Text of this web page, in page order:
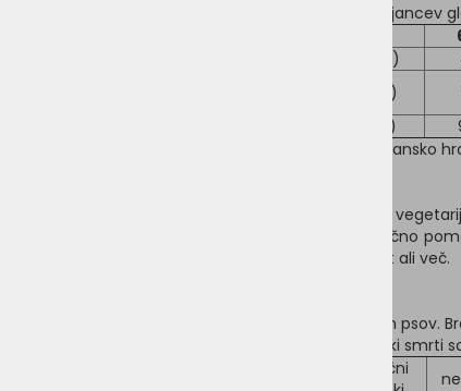
Tabela 1 prikazuje razčlenitev veganov in vegetarijancev
19,3% (58)
9,7% (29)
29% (87)
Tabela 1: Dolžina hranjenja z vegetarijansko in vegansko
Rezultati so pokazali, da je lahko veganstvo ali
preizkušeno v tolikšnem številu, da bi bilo statistično
ocenjenih 77 % psov, ki so bili vegetarijanci pet let ali več.
V raziskavo je bilo vključenih osemindvajset umrlih psov.
veganstva ali vegetarijanstva je bilo 5,7 leta. Vzroki smrti
različni